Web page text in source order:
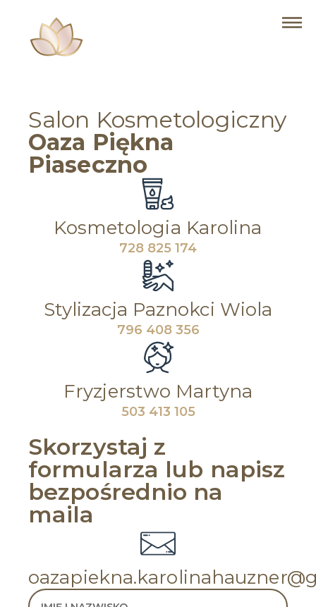
Salon Kosmetologiczny
Oaza Piękna
Piaseczno
Kosmetologia Karolina
728 825 174
Stylizacja Paznokci Wiola
796 408 356
Fryzjerstwo Martyna
503 413 105
Skorzystaj z
formularza lub napisz
bezpośrednio na
maila